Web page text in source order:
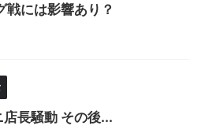
戦には影響あり？
店長騒動 その後...